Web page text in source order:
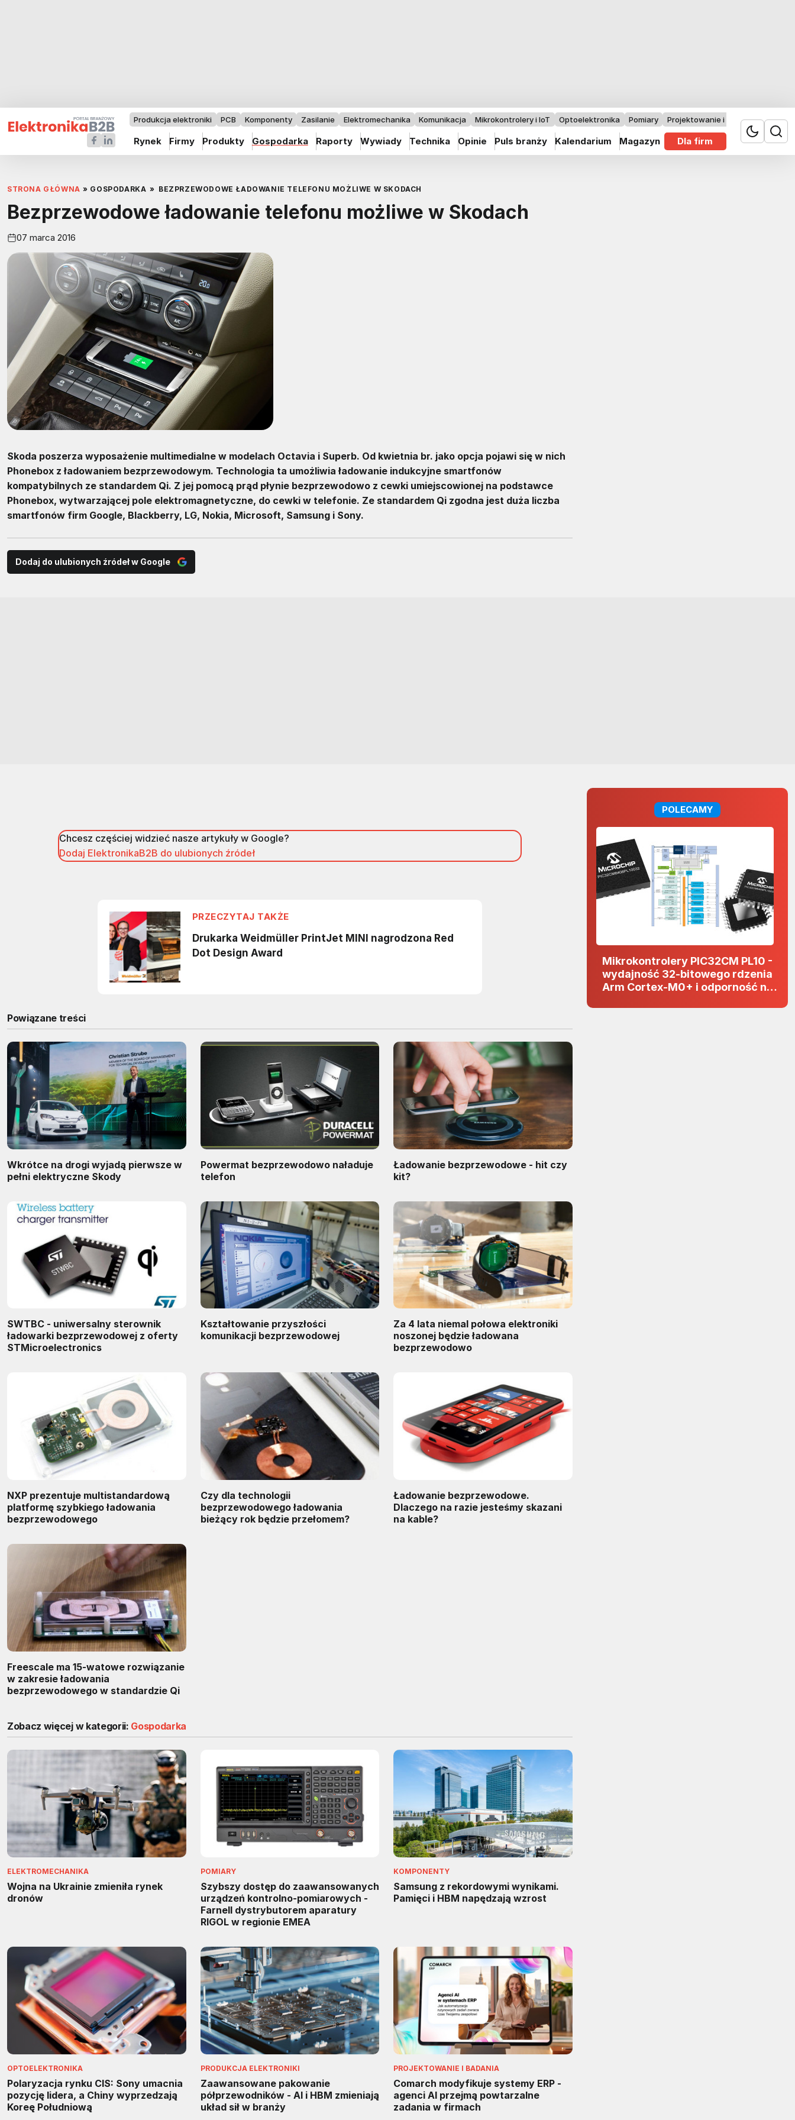
Produkcja elektroniki PCB Komponenty Zasilanie Elektromechanika Komunikacja Mikrokontrolery i IoT Optoelektronika Pomiary Projektowanie i badania
Rynek Firmy Produkty Gospodarka Raporty Wywiady Technika Opinie Puls branży Kalendarium Magazyn Dla firm
STRONA GŁÓWNA » GOSPODARKA » BEZPRZEWODOWE ŁADOWANIE TELEFONU MOŻLIWE W SKODACH
Bezprzewodowe ładowanie telefonu możliwe w Skodach
07 marca 2016
Skoda poszerza wyposażenie multimedialne w modelach Octavia i Superb. Od kwietnia br. jako opcja pojawi się w nich
Phonebox z ładowaniem bezprzewodowym. Technologia ta umożliwia ładowanie indukcyjne smartfonów
kompatybilnych ze standardem Qi. Z jej pomocą prąd płynie bezprzewodowo z cewki umiejscowionej na podstawce
Phonebox, wytwarzającej pole elektromagnetyczne, do cewki w telefonie. Ze standardem Qi zgodna jest duża liczba
smartfonów firm Google, Blackberry, LG, Nokia, Microsoft, Samsung i Sony.
Dodaj do ulubionych źródeł w Google
Chcesz częściej widzieć nasze artykuły w Google?
Dodaj ElektronikaB2B do ulubionych źródeł
Powiązane treści
Wkrótce na drogi wyjadą pierwsze w
pełni elektryczne Skody
Powermat bezprzewodowo naładuje
telefon
Ładowanie bezprzewodowe - hit czy
kit?
SWTBC - uniwersalny sterownik
ładowarki bezprzewodowej z oferty
STMicroelectronics
Kształtowanie przyszłości
komunikacji bezprzewodowej
Za 4 lata niemal połowa elektroniki
noszonej będzie ładowana
bezprzewodowo
NXP prezentuje multistandardową
platformę szybkiego ładowania
bezprzewodowego
Czy dla technologii
bezprzewodowego ładowania
bieżący rok będzie przełomem?
Ładowanie bezprzewodowe.
Dlaczego na razie jesteśmy skazani
na kable?
Freescale ma 15-watowe rozwiązanie
w zakresie ładowania
bezprzewodowego w standardzie Qi
Zobacz więcej w kategorii: Gospodarka
ELEKTROMECHANIKA
Wojna na Ukrainie zmieniła rynek
dronów
POMIARY
Szybszy dostęp do zaawansowanych
urządzeń kontrolno-pomiarowych -
Farnell dystrybutorem aparatury
RIGOL w regionie EMEA
KOMPONENTY
Samsung z rekordowymi wynikami.
Pamięci i HBM napędzają wzrost
OPTOELEKTRONIKA
Polaryzacja rynku CIS: Sony umacnia
pozycję lidera, a Chiny wyprzedzają
Koreę Południową
PRODUKCJA ELEKTRONIKI
Zaawansowane pakowanie
półprzewodników - AI i HBM zmieniają
układ sił w branży
PROJEKTOWANIE I BADANIA
Comarch modyfikuje systemy ERP -
agenci AI przejmą powtarzalne
zadania w firmach
POLECAMY
Mikrokontrolery PIC32CM PL10 -
wydajność 32-bitowego rdzenia
Arm Cortex-M0+ i odporność na